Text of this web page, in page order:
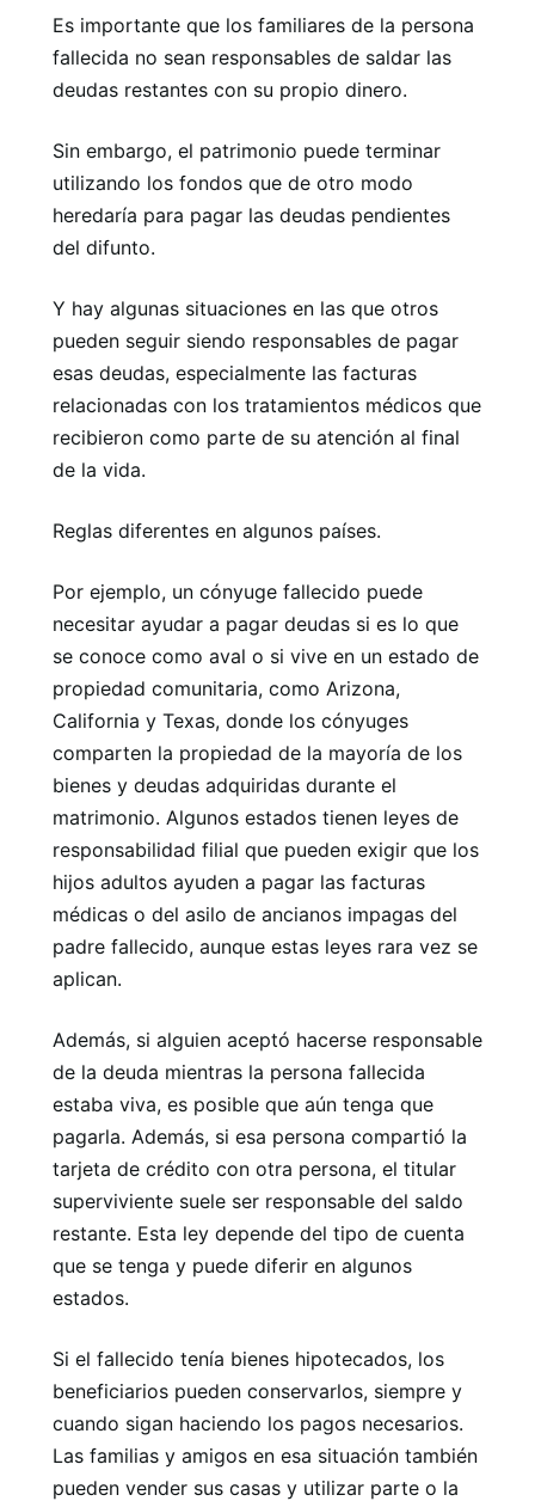
Es importante que los familiares de la persona
fallecida no sean responsables de saldar las
deudas restantes con su propio dinero.
Sin embargo, el patrimonio puede terminar
utilizando los fondos que de otro modo
heredaría para pagar las deudas pendientes
del difunto.
Y hay algunas situaciones en las que otros
pueden seguir siendo responsables de pagar
esas deudas, especialmente las facturas
relacionadas con los tratamientos médicos que
recibieron como parte de su atención al final
de la vida.
Reglas diferentes en algunos países.
Por ejemplo, un cónyuge fallecido puede
necesitar ayudar a pagar deudas si es lo que
se conoce como aval o si vive en un estado de
propiedad comunitaria, como Arizona,
California y Texas, donde los cónyuges
comparten la propiedad de la mayoría de los
bienes y deudas adquiridas durante el
matrimonio. Algunos estados tienen leyes de
responsabilidad filial que pueden exigir que los
hijos adultos ayuden a pagar las facturas
médicas o del asilo de ancianos impagas del
padre fallecido, aunque estas leyes rara vez se
aplican.
Además, si alguien aceptó hacerse responsable
de la deuda mientras la persona fallecida
estaba viva, es posible que aún tenga que
pagarla. Además, si esa persona compartió la
tarjeta de crédito con otra persona, el titular
superviviente suele ser responsable del saldo
restante. Esta ley depende del tipo de cuenta
que se tenga y puede diferir en algunos
estados.
Si el fallecido tenía bienes hipotecados, los
beneficiarios pueden conservarlos, siempre y
cuando sigan haciendo los pagos necesarios.
Las familias y amigos en esa situación también
pueden vender sus casas y utilizar parte o la